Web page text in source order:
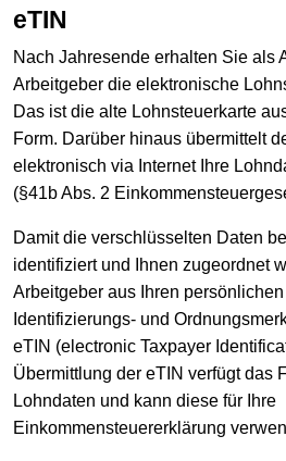
eTIN
Nach Jahresende erhalten Sie als
Arbeitgeber die elektronische
Das ist die alte Lohnsteuerkarte
Form. Darüber hinaus übermittelt
elektronisch via Internet Ihre
(§41b Abs. 2
Damit die verschlüsselten Daten
identifiziert und Ihnen zugeordnet
Arbeitgeber aus Ihren
Identifizierungs- und
eTIN (electronic Taxpayer
Übermittlung der eTIN verfügt das
Lohndaten und kann diese für Ihre
Einkommensteuererklärung